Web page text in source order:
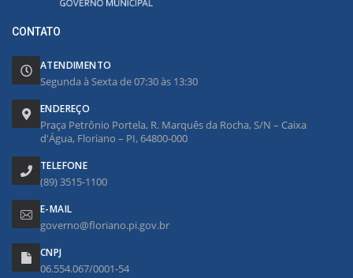
CONTATO
ATENDIMENTO
Segunda à Sexta de 07:30 às 13:30
ENDEREÇO
Praça Petrônio Portela, R. Marquês da Rocha, S/N – Caixa
d'Água, Floriano – PI, 64800-000
TELEFONE
(89) 3515-1100
E-MAIL
governo@floriano.pi.gov.br
CNPJ
06.554.067/0001-54